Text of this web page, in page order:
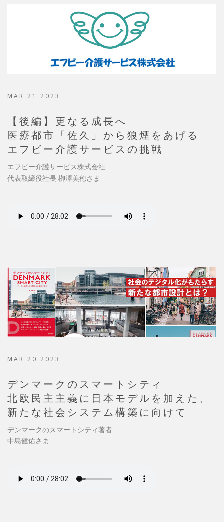
MAR 21 2023
【後編】更なる成長へ
医療都市「佐久」から狼煙をあげる
エフビー介護サービスの挑戦
エフビー介護サービス株式会社
代表取締役社長 栁澤美穂さま
MAR 20 2023
デンマークのスマートシティ
北欧民主主義に日本モデルを加えた、
新たな社会システム構築に向けて
デンマークのスマートシティ著者
中島健佑さま